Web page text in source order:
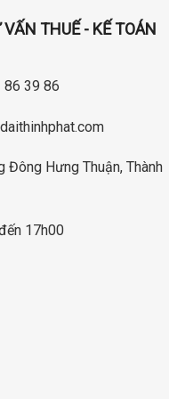
THUẾ - KẾ TOÁN
39 86
Hưng Thuận, Thành
17h00